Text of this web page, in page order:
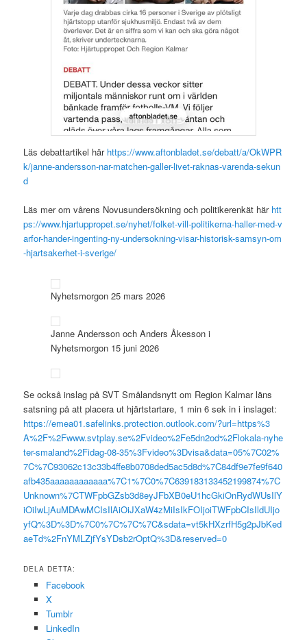
Läs debattartikel här https://www.aftonbladet.se/debatt/a/OkWPR
k/janne-andersson-nar-matchen-galler-livet-raknas-varenda-sekun
d
Läs mer om vårens Novusundersökning och politikerenkät här htt
ps://www.hjartuppropet.se/nyhet/folket-vill-politikerna-haller-med-v
arfor-hander-ingenting-ny-undersokning-visar-historisk-samsyn-om
-hjartsakerhet-i-sverige/
Nyhetsmorgon 25 mars 2026
Janne Andersson och Anders Åkesson i
Nyhetsmorgon 15 juni 2026
Se också inslag på SVT Smålandsnytt om Region Kalmar läns
satsning på att placera ut hjärtstartare, 1 min 6 sek in i inslaget:
https://emea01.safelinks.protection.outlook.com/?url=https%3
A%2F%2Fwww.svtplay.se%2Fvideo%2Fe5dn2od%2Flokala-nyhe
ter-smaland%2Fidag-08-35%3Fvideo%3Dvisa&data=05%7C02%
7C%7C93062c13c33b4ffe8b0708ded5ac5d8d%7C84df9e7fe9f640
afb435aaaaaaaaaaaa%7C1%7C0%7C639183133452199874%7C
Unknown%7CTWFpbGZsb3d8eyJFbXB0eU1hcGkiOnRydWUsIlY
iOiIwLjAuMDAwMCIsIlAiOiJXaW4zMiIsIkFOIjoiTWFpbCIsIldUIjo
yfQ%3D%3D%7C0%7C%7C%7C&sdata=vt5kHXzrfH5g2pJbKed
aeTd%2FnYMLZjfYsYDsb2rOptQ%3D&reserved=0
DELA DETTA:
Facebook
X
Tumblr
LinkedIn